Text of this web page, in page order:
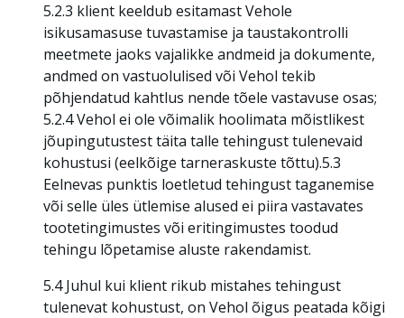
5.2.3 klient keeldub esitamast Vehole
isikusamasuse tuvastamise ja taustakontrolli
meetmete jaoks vajalikke andmeid ja dokumente,
andmed on vastuolulised või Vehol tekib
põhjendatud kahtlus nende tõele vastavuse osas;
5.2.4 Vehol ei ole võimalik hoolimata mõistlikest
jõupingutustest täita talle tehingust tulenevaid
kohustusi (eelkõige tarneraskuste tõttu).5.3
Eelnevas punktis loetletud tehingust taganemise
või selle üles ütlemise alused ei piira vastavates
tootetingimustes või eritingimustes toodud
tehingu lõpetamise aluste rakendamist.
5.4 Juhul kui klient rikub mistahes tehingust
tulenevat kohustust, on Vehol õigus peatada kõigi